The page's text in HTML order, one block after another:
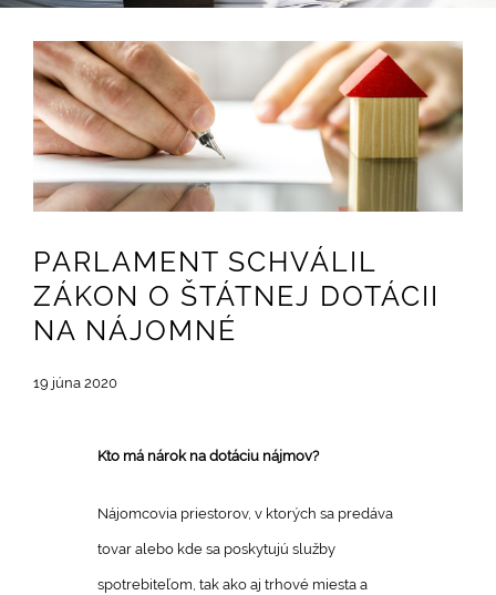
Zobraziť
väčší
obrázok
PARLAMENT SCHVÁLIL
ZÁKON O ŠTÁTNEJ DOTÁCII
NA NÁJOMNÉ
19 júna 2020
Kto má nárok na dotáciu nájmov?
Nájomcovia priestorov, v ktorých sa predáva
tovar alebo kde sa poskytujú služby
spotrebiteľom, tak ako aj trhové miesta a